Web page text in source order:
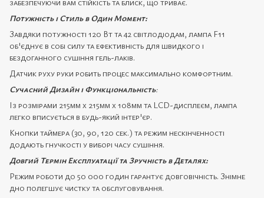
Потужність і Стиль в Один Момент:
Завдяки потужності 120 Вт та 42 світлодіодам, лампа F11
об'єднує в собі силу та ефективність для швидкого і
бездоганного сушіння гель-лаків.
Датчик руху руки робить процес максимально комфортним.
Сучасний Дизайн і Функціональність:
Із розмірами 215мм x 215мм x 108мм та LCD-дисплеєм, лампа
легко вписується в будь-який інтер'єр.
Кнопки таймера (30, 90, 120 сек.) та режим нескінченності
додають гнучкості у виборі часу сушіння.
Довгий Термін Експлуатації та Зручність в Деталях:
Режим роботи до 50 000 годин гарантує довговічність. Знімне
дно полегшує чистку та обслуговування.